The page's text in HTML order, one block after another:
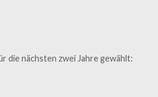
die nächsten zwei Jahre gewählt: